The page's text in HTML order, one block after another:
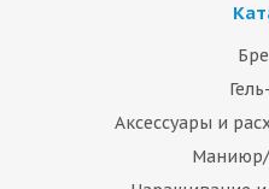
Аксессуары и